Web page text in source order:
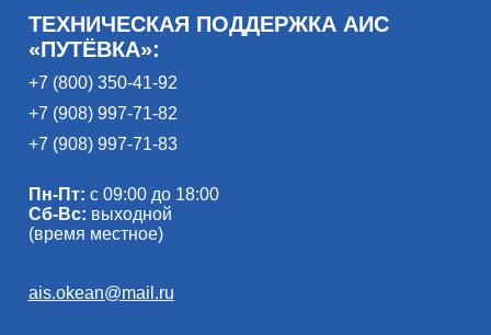
ТЕХНИЧЕСКАЯ ПОДДЕРЖКА АИС
«ПУТЁВКА»:
+7 (800) 350-41-92
+7 (908) 997-71-82
+7 (908) 997-71-83
Пн-Пт: с 09:00 до 18:00
Сб-Вс: выходной
(время местное)
ais.okean@mail.ru